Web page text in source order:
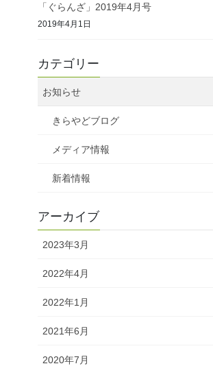
「ぐらんざ」2019年4月号
2019年4月1日
カテゴリー
お知らせ
きらやどブログ
メディア情報
新着情報
アーカイブ
2023年3月
2022年4月
2022年1月
2021年6月
2020年7月